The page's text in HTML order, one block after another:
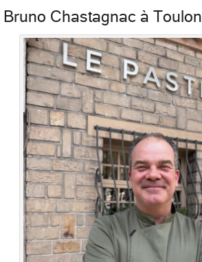
Bruno Chastagnac à Toulon